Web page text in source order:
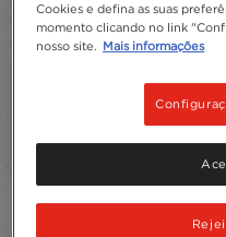
Cookies e defina as suas
momento clicando no link
nosso site. Mais informações